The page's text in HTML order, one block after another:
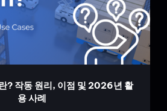
? 작동 원리, 이점 및 2026년 활
용 사례